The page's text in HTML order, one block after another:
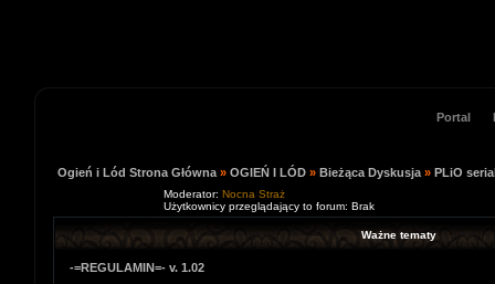
Portal
Ogień i Lód Strona Główna » OGIEŃ I LÓD » Bieżąca Dyskusja » PLiO
Moderator: Nocna Straż
Użytkownicy przeglądający to forum: Brak
Ważne tematy
-=REGULAMIN=- v. 1.02